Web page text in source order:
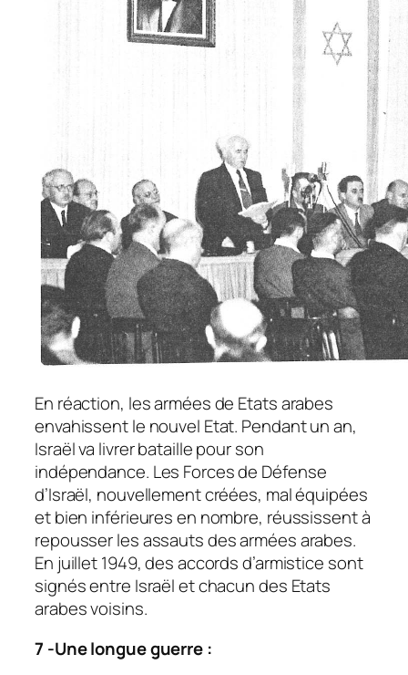
En réaction, les armées de Etats arabes
envahissent le nouvel Etat. Pendant un an,
Israël va livrer bataille pour son
indépendance. Les Forces de Défense
d’Israël, nouvellement créées, mal équipées
et bien inférieures en nombre, réussissent à
repousser les assauts des armées arabes.
En juillet 1949, des accords d’armistice sont
signés entre Israël et chacun des Etats
arabes voisins.
7 -Une longue guerre :